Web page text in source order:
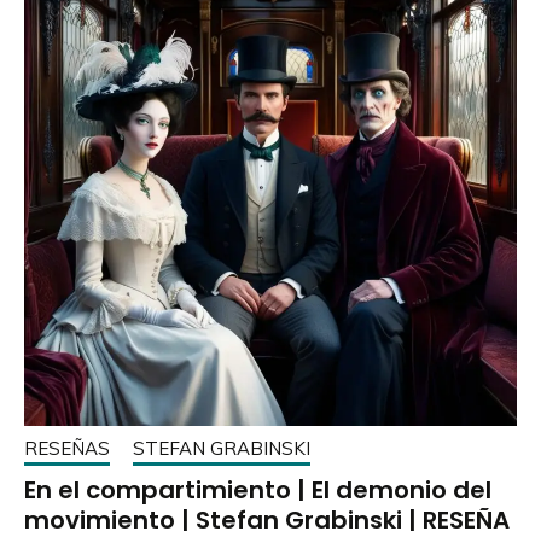
RESEÑAS STEFAN GRABINSKI
En el compartimiento | El demonio del
movimiento | Stefan Grabinski | RESEÑA